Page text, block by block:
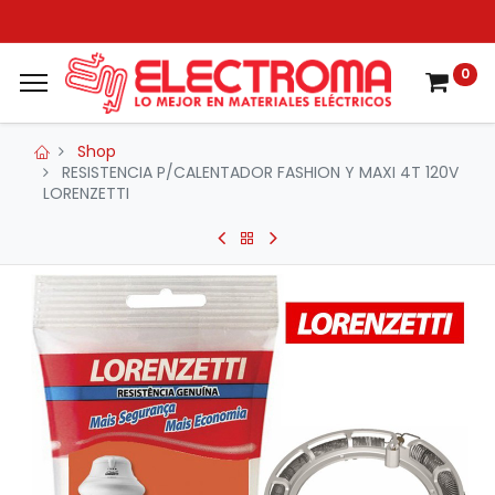
0
Shop
RESISTENCIA P/CALENTADOR FASHION Y MAXI 4T 120V
LORENZETTI